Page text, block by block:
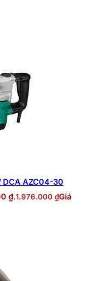
DCA AZC04-30
₫.1.976.000 ₫Giá